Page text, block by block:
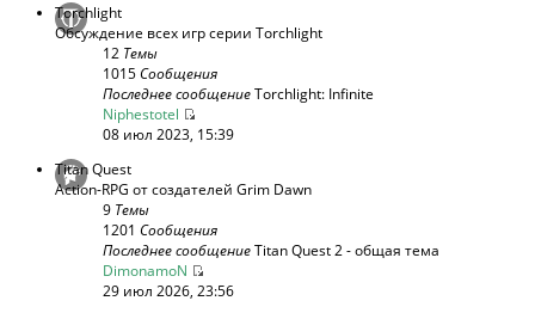
Torchlight
Обсуждение всех игр серии Torchlight
12 Темы
1015Сообщения
Последнее сообщениеTorchlight: Infinite
Niphestotel
08 июл 2023, 15:39
Titan Quest
Action-RPG от создателей Grim Dawn
9 Темы
1201 Сообщения
Последнее сообщениеTitan Quest 2 - общая тема
DimonamoN
29 июл 2026, 23:56